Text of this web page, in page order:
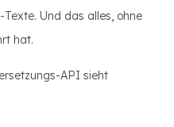
Und das alles, ohne
hat.
API sieht